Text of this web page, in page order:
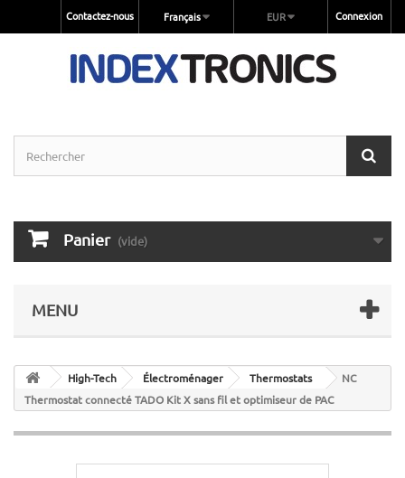
Connexion
EUR
Français
Contactez-nous
Panier (vide)
MENU
High-Tech Électroménager Thermostats
NC
Thermostat connecté TADO Kit X sans fil et optimiseur de PAC